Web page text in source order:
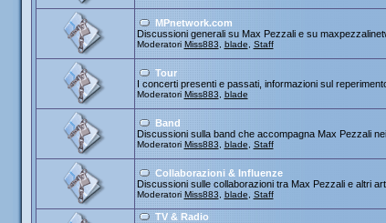
MPnetwork.com
Discussioni generali su Max Pezzali e su
Moderatori Miss883 blade Staff
Tour
I concerti presenti e passati, informazioni sul
Moderatori Miss883 blade
Band
Discussioni sulla band che accompagna Max Pezzali
Moderatori Miss883 blade Staff
Collaborazioni & Influenze
Discussioni sulle collaborazioni tra Max Pezzali e altri
Moderatori Miss883 blade Staff
TV & Radio